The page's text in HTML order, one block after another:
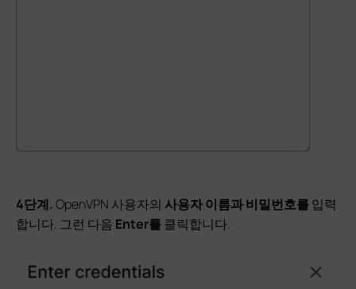
4단계.OpenVPN 사용자의 사용자 이름과비밀번호를입력
합니다. 그런 다음 Enter를클릭합니다.